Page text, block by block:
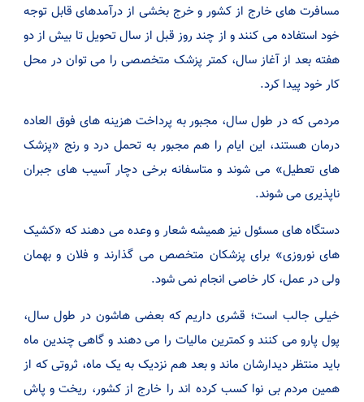
مسافرت های خارج از کشور و خرج بخشی از درآمدهای قابل توجه
خود استفاده می کنند و از چند روز قبل از سال تحویل تا بیش از دو
هفته بعد از آغاز سال، کمتر پزشک متخصصی را می توان در محل
کار خود پیدا کرد.
مردمی که در طول سال، مجبور به پرداخت هزینه های فوق العاده
درمان هستند، این ایام را هم مجبور به تحمل درد و رنج «پزشک
های تعطیل» می شوند و متاسفانه برخی دچار آسیب های جبران
ناپذیری می شوند.
دستگاه های مسئول نیز همیشه شعار و وعده می دهند که «کشیک
های نوروزی» برای پزشکان متخصص می گذارند و فلان و بهمان
ولی در عمل، کار خاصی انجام نمی شود.
خیلی جالب است؛ قشری داریم که بعضی هاشون در طول سال،
پول پارو می کنند و کمترین مالیات را می دهند و گاهی چندین ماه
باید منتظر دیدارشان ماند و بعد هم نزدیک به یک ماه، ثروتی که از
همین مردم بی نوا کسب کرده اند را خارج از کشور، ریخت و پاش